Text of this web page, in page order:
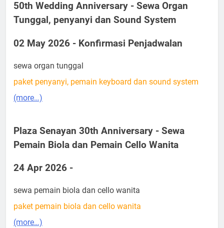
50th Wedding Anniversary - Sewa Organ
Tunggal, penyanyi dan Sound System
02 May 2026 - Konfirmasi Penjadwalan
sewa organ tunggal
paket penyanyi, pemain keyboard dan sound system
(more…)
Plaza Senayan 30th Anniversary - Sewa
Pemain Biola dan Pemain Cello Wanita
24 Apr 2026 -
sewa pemain biola dan cello wanita
paket pemain biola dan cello wanita
(more…)